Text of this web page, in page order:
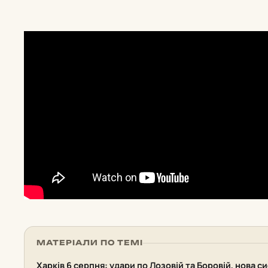
МАТЕРІАЛИ ПО ТЕМІ
Харків 6 серпня: удари по Лозовій та Боровій, нова